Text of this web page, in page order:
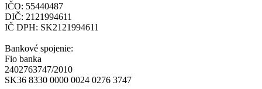
IČO: 55440487
DIČ: 2121994611
IČ DPH: SK2121994611
Bankové spojenie:
Fio banka
2402763747/2010
SK36 8330 0000 0024 0276 3747